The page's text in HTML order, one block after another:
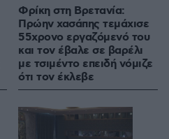
Φρίκη στη Βρετανία:
Πρώην χασάπης τεμάχισε
55χρονο εργαζόμενό του
και τον έβαλε σε βαρέλι
με τσιμέντο επειδή νόμιζε
ότι τον έκλεβε